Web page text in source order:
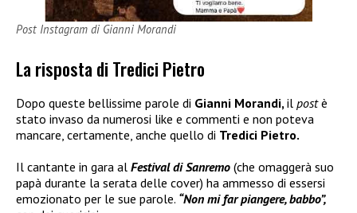
Post Instagram di Gianni Morandi
La risposta di Tredici Pietro
Dopo queste bellissime parole di Gianni Morandi, il postè
stato invaso da numerosi like e commenti e non poteva
mancare, certamente, anche quello di Tredici Pietro.
Il cantante in gara al Festival di Sanremo (che omaggerà suo
papà durante la serata delle cover) ha ammesso di essersi
emozionato per le sue parole. “Non mi far piangere, babbo”,